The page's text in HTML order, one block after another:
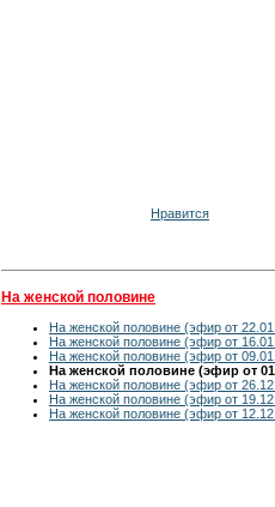
Нравится
На женской половине
На женской половине (эфир от
На женской половине (эфир от
На женской половине (эфир от
На женской половине (эфир от
На женской половине (эфир от
На женской половине (эфир от
На женской половине (эфир от